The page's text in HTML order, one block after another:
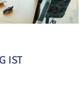
IST